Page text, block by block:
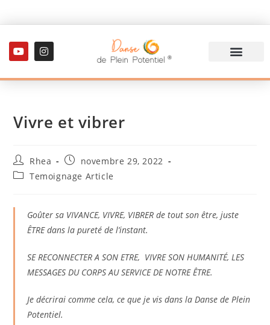
Vivre et vibrer
Rhea
novembre 29, 2022
Temoignage Article
Goûter sa VIVANCE, VIVRE, VIBRER de tout son être, juste
ÊTRE dans la pureté de l’instant.
SE RECONNECTER A SON ETRE, VIVRE SON HUMANITÉ, LES
MESSAGES DU CORPS AU SERVICE DE NOTRE ÊTRE.
Je décrirai comme cela, ce que je vis dans la Danse de Plein
Potentiel.